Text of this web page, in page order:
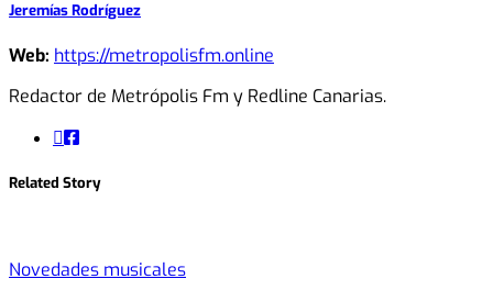
Jeremías Rodríguez
Web: https://metropolisfm.online
Redactor de Metrópolis Fm y Redline Canarias.
Related Story
Novedades musicales